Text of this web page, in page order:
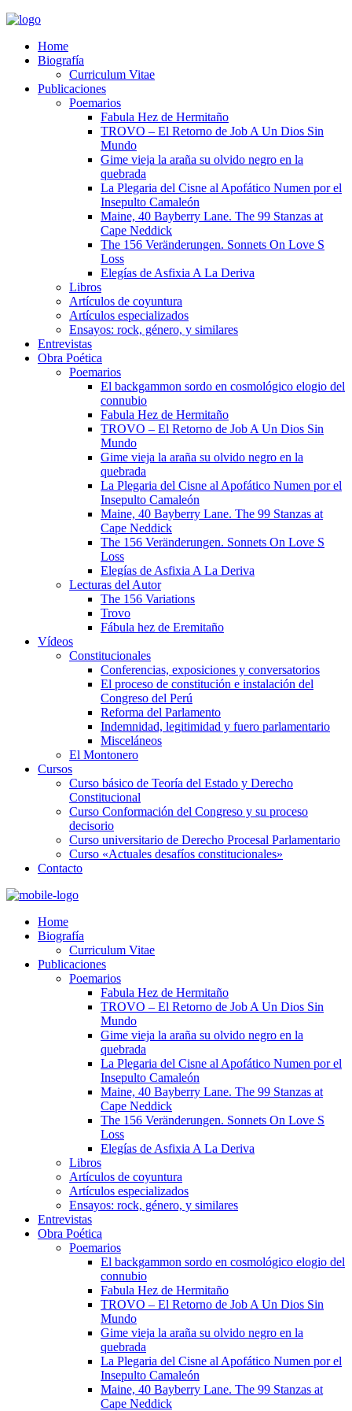
Home
Biografía
Curriculum Vitae​
Publicaciones
Poemarios
Fabula Hez de Hermitaño
TROVO – El Retorno de Job A Un Dios Sin
Mundo
Gime vieja la araña su olvido negro en la
quebrada
La Plegaria del Cisne al Apofático Numen por el
Insepulto Camaleón
Maine, 40 Bayberry Lane. The 99 Stanzas at
Cape Neddick
The 156 Veränderungen. Sonnets On Love S
Loss
Elegías de Asfixia A La Deriva
Libros
Artículos de coyuntura
Artículos especializados
Ensayos: rock, género, y similares
Entrevistas
Obra Poética
Poemarios
El backgammon sordo en cosmológico elogio del
connubio
Fabula Hez de Hermitaño
TROVO – El Retorno de Job A Un Dios Sin
Mundo
Gime vieja la araña su olvido negro en la
quebrada
La Plegaria del Cisne al Apofático Numen por el
Insepulto Camaleón
Maine, 40 Bayberry Lane. The 99 Stanzas at
Cape Neddick
The 156 Veränderungen. Sonnets On Love S
Loss
Elegías de Asfixia A La Deriva
Lecturas del Autor
The 156 Variations
Trovo
Fábula hez de Eremitaño
Vídeos
Constitucionales
Conferencias, exposiciones y conversatorios
El proceso de constitución e instalación del
Congreso del Perú
Reforma del Parlamento
Indemnidad, legitimidad y fuero parlamentario
Misceláneos
El Montonero
Cursos
Curso básico de Teoría del Estado y Derecho
Constitucional
Curso Conformación del Congreso y su proceso
decisorio
Curso universitario de Derecho Procesal Parlamentario
Curso «Actuales desafíos constitucionales»
Contacto
Home
Biografía
Curriculum Vitae​
Publicaciones
Poemarios
Fabula Hez de Hermitaño
TROVO – El Retorno de Job A Un Dios Sin
Mundo
Gime vieja la araña su olvido negro en la
quebrada
La Plegaria del Cisne al Apofático Numen por el
Insepulto Camaleón
Maine, 40 Bayberry Lane. The 99 Stanzas at
Cape Neddick
The 156 Veränderungen. Sonnets On Love S
Loss
Elegías de Asfixia A La Deriva
Libros
Artículos de coyuntura
Artículos especializados
Ensayos: rock, género, y similares
Entrevistas
Obra Poética
Poemarios
El backgammon sordo en cosmológico elogio del
connubio
Fabula Hez de Hermitaño
TROVO – El Retorno de Job A Un Dios Sin
Mundo
Gime vieja la araña su olvido negro en la
quebrada
La Plegaria del Cisne al Apofático Numen por el
Insepulto Camaleón
Maine, 40 Bayberry Lane. The 99 Stanzas at
Cape Neddick